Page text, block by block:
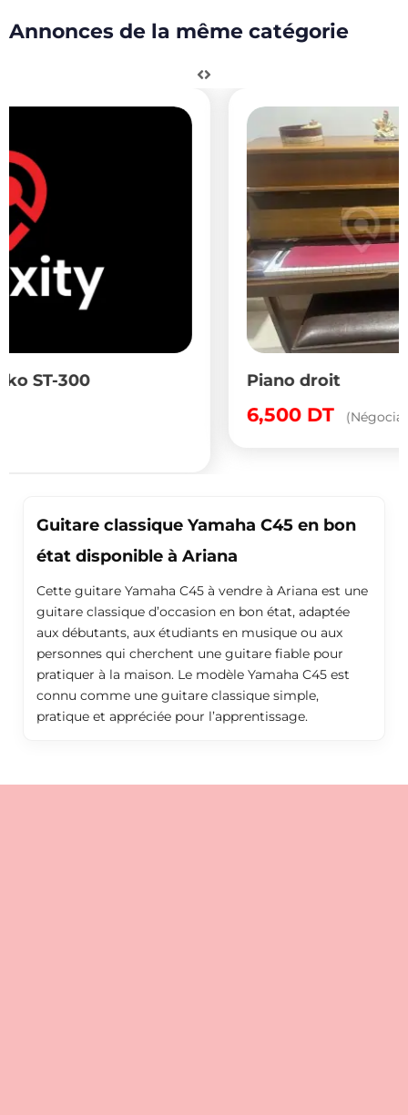
Annonces de la même catégorie
Piano droit
(Négociable)
Guitare classique Yamaha C45 en bon
état disponible à Ariana
Cette guitare Yamaha C45 à vendre à Ariana est une
guitare classique d’occasion en bon état, adaptée
aux débutants, aux étudiants en musique ou aux
personnes qui cherchent une guitare fiable pour
pratiquer à la maison. Le modèle Yamaha C45 est
connu comme une guitare classique simple,
pratique et appréciée pour l’apprentissage.